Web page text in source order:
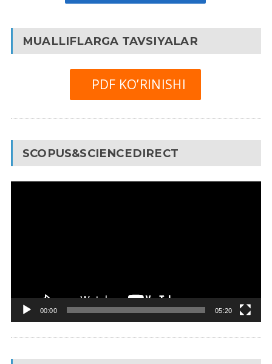
MUALLIFLARGA TAVSIYALAR
PDF KO’RINISHI
SCOPUS&SCIENCEDIRECT
00:00 05:20